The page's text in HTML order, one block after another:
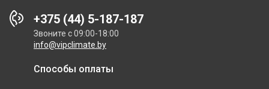
+375 (44) 5-187-187
Звоните с 09:00-18:00
info@vipclimate.by
Способы оплаты